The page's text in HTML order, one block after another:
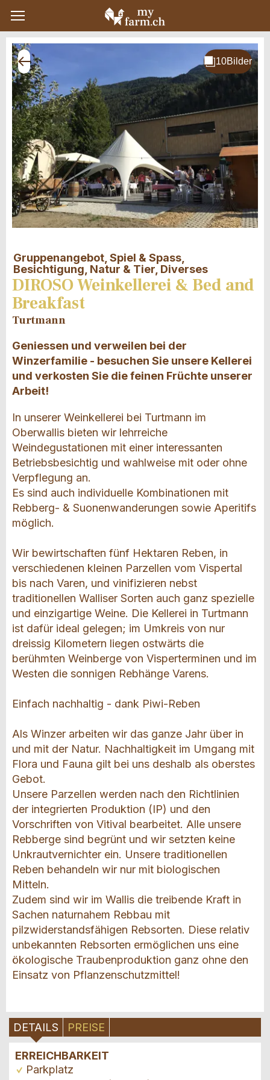
Gruppenangebot, Spiel & Spass,
Besichtigung, Natur & Tier, Diverses
DIROSO Weinkellerei & Bed and
Breakfast
Turtmann
Geniessen und verweilen bei der
Winzerfamilie - besuchen Sie unsere Kellerei
und verkosten Sie die feinen Früchte unserer
Arbeit!
In unserer Weinkellerei bei Turtmann im
Oberwallis bieten wir lehrreiche
Weindegustationen mit einer interessanten
Betriebsbesichtig und wahlweise mit oder ohne
Verpflegung an.
Es sind auch individuelle Kombinationen mit
Rebberg- & Suonenwanderungen sowie Aperitifs
möglich.
Wir bewirtschaften fünf Hektaren Reben, in
verschiedenen kleinen Parzellen vom Vispertal
bis nach Varen, und vinifizieren nebst
traditionellen Walliser Sorten auch ganz spezielle
und einzigartige Weine. Die Kellerei in Turtmann
ist dafür ideal gelegen; im Umkreis von nur
dreissig Kilometern liegen ostwärts die
berühmten Weinberge von Visperterminen und im
Westen die sonnigen Rebhänge Varens.
Einfach nachhaltig - dank Piwi-Reben
Als Winzer arbeiten wir das ganze Jahr über in
und mit der Natur. Nachhaltigkeit im Umgang mit
Flora und Fauna gilt bei uns deshalb als oberstes
Gebot.
Unsere Parzellen werden nach den Richtlinien
der integrierten Produktion (IP) und den
Vorschriften von Vitival bearbeitet. Alle unsere
Rebberge sind begrünt und wir setzten keine
Unkrautvernichter ein. Unsere traditionellen
Reben behandeln wir nur mit biologischen
Mitteln.
Zudem sind wir im Wallis die treibende Kraft in
Sachen naturnahem Rebbau mit
pilzwiderstandsfähigen Rebsorten. Diese relativ
unbekannten Rebsorten ermöglichen uns eine
ökologische Traubenproduktion ganz ohne den
Einsatz von Pflanzenschutzmittel!
DETAILS PREISE
ERREICHBARKEIT
Parkplatz